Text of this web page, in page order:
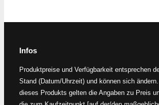
Infos
Produktpreise und Verfügbarkeit entsprechen
Stand (Datum/Uhrzeit) und können sich
dieses Produkts gelten die Angaben zu Preis